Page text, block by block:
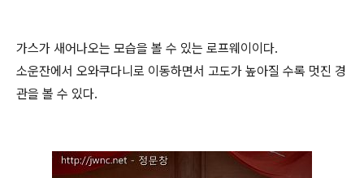
가스가 새어나오는 모습을 볼 수 있는 로프웨이이다.
소운잔에서 오와쿠다니로 이동하면서 고도가 높아질 수록 멋진 경
관을 볼 수 있다.